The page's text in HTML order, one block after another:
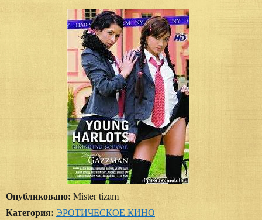
Опубликовано: Mister tizam
Категория: ЭРОТИЧЕСКОЕ КИНО